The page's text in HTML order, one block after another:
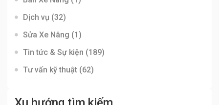
Dịch vụ (32)
Sửa Xe Nâng (1)
Tin tức & Sự kiện (189)
Tư vấn kỹ thuật (62)